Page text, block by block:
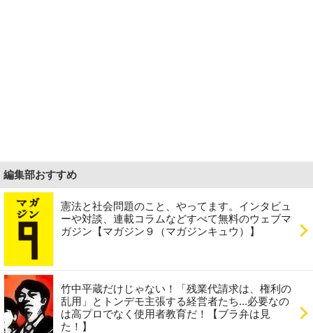
編集部おすすめ
憲法と社会問題のこと、やってます。インタビュ
ーや対談、連載コラムなどすべて無料のウェブマ
ガジン【マガジン９（マガジンキュウ）】
竹中平蔵だけじゃない！「残業代請求は、権利の
乱用」とトンデモ主張する経営者たち...必要なの
は高プロでなく使用者教育だ！【ブラ弁は見
た！】